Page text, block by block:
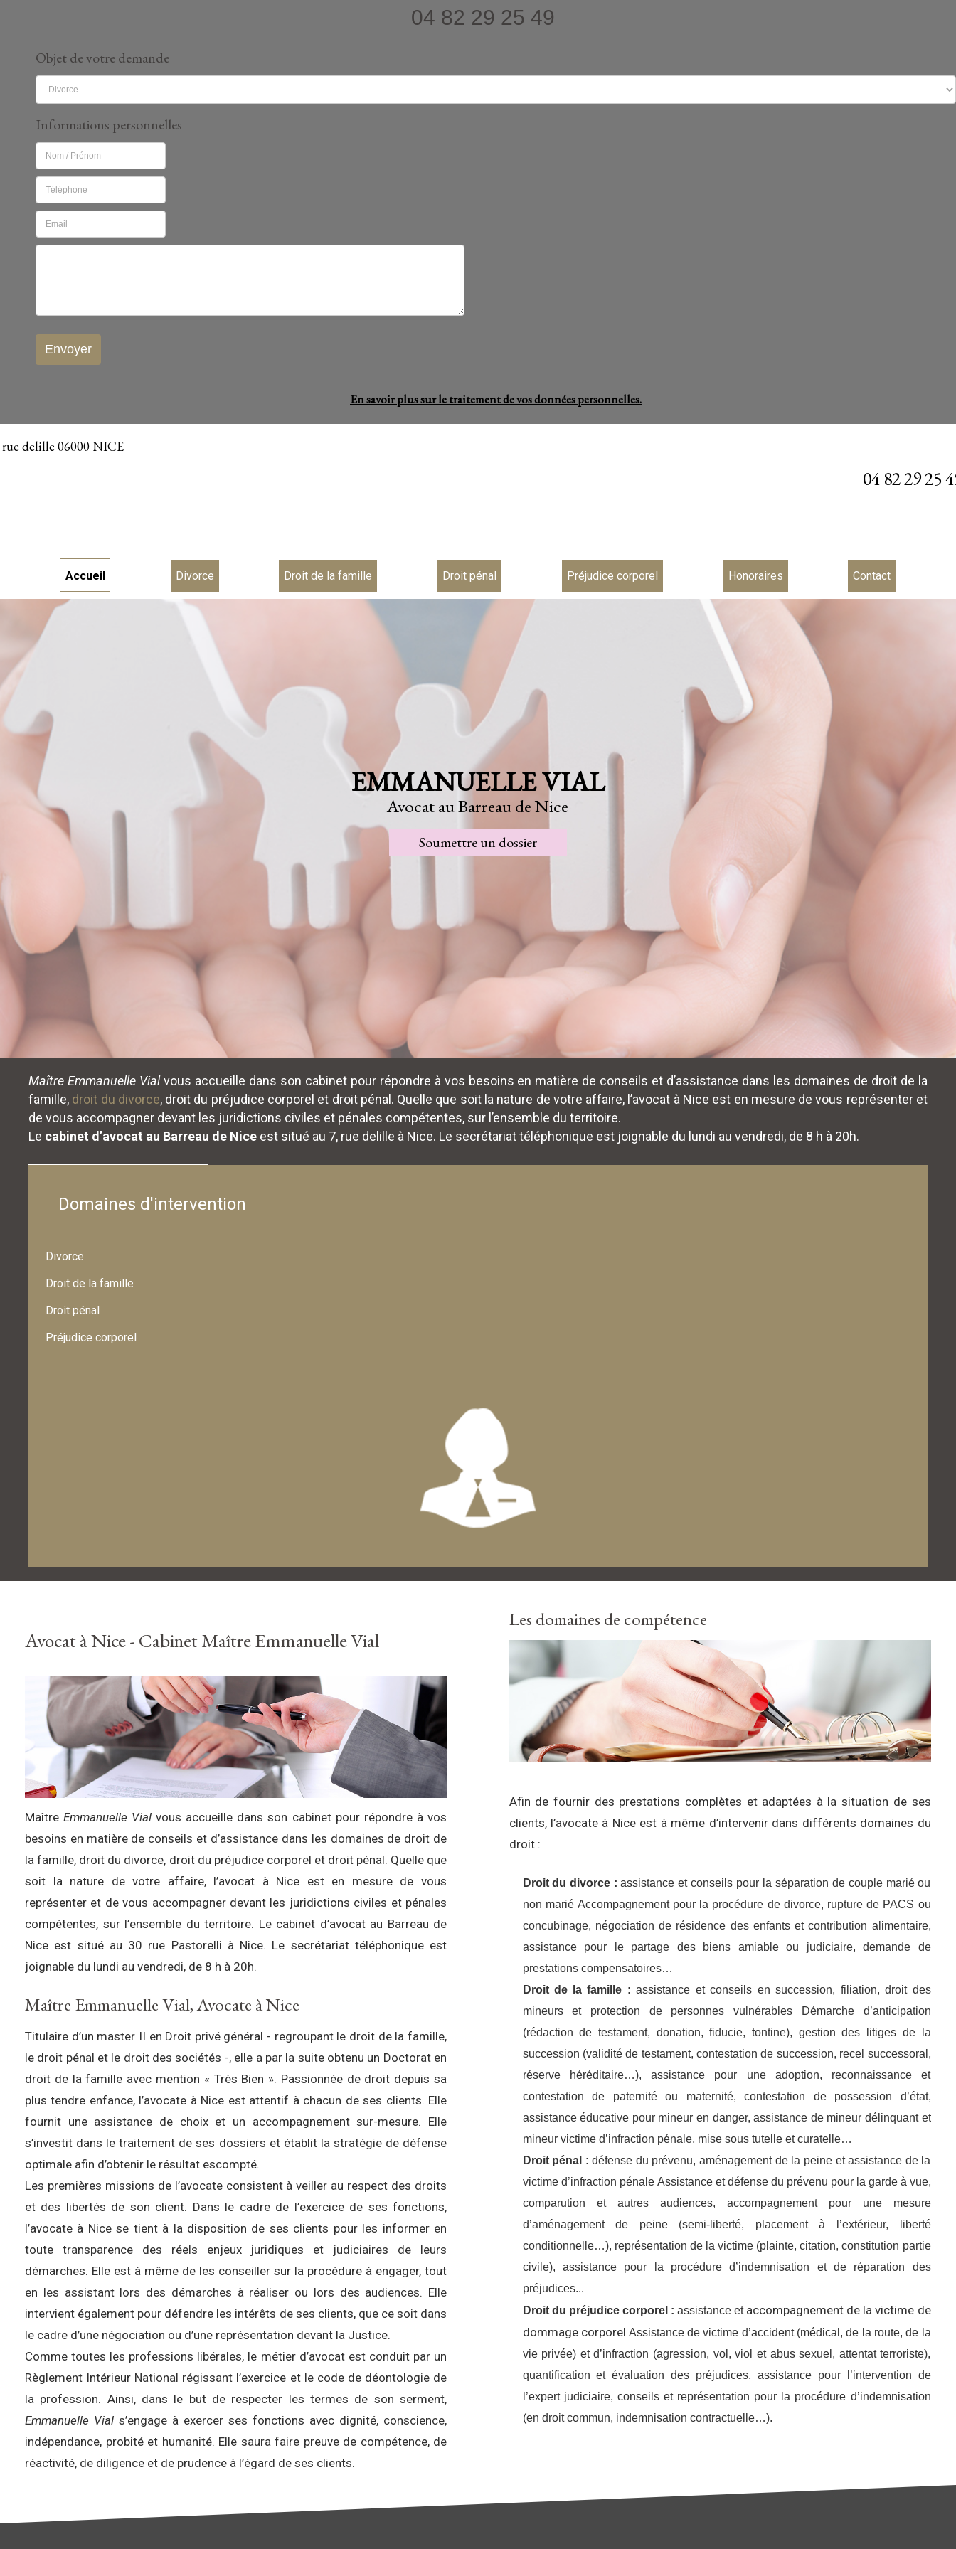
04 82 29 25 49
Objet de votre demande
Informations personnelles
En savoir plus sur le traitement de vos données personnelles.
delille 06000 NICE
04 82 29 25
Accueil Divorce Droit de la famille Droit pénal Préjudice corporel Honoraires Contact
EMMANUELLE VIAL
Avocat au Barreau de Nice
Soumettre un dossier
Maître Emmanuelle Vialvous accueille dans son cabinet pour répondre à vos besoins en matière de conseils et d’assistance dans les domaines de droit de la
famille, droit du divorce, droit du préjudice corporel et droit pénal. Quelle que soit la nature de votre affaire, l’avocat à Nice est en mesure de vous représenter et
de vous accompagner devant les juridictions civiles et pénales compétentes, sur l’ensemble du territoire.
Le cabinet d’avocat au Barreau de Nice est situé au 7, rue delille à Nice. Le secrétariat téléphonique est joignable du lundi au vendredi, de 8 h à 20h.
Domaines d'intervention
Divorce
Droit de la famille
Droit pénal
Préjudice corporel
Avocat à Nice - Cabinet Maître Emmanuelle Vial
Maître Emmanuelle Vial vous accueille dans son cabinet pour répondre à vos
besoins en matière de conseils et d’assistance dans les domaines de droit de
la famille, droit du divorce, droit du préjudice corporel et droit pénal. Quelle que
soit la nature de votre affaire, l’avocat à Nice est en mesure de vous
représenter et de vous accompagner devant les juridictions civiles et pénales
compétentes, sur l’ensemble du territoire. Le cabinet d’avocat au Barreau de
Nice est situé au 30 rue Pastorelli à Nice. Le secrétariat téléphonique est
joignable du lundi au vendredi, de 8 h à 20h.
Maître Emmanuelle Vial, Avocate à Nice
Titulaire d’un master II en Droit privé général - regroupant le droit de la famille,
le droit pénal et le droit des sociétés -, elle a par la suite obtenu un Doctorat en
droit de la famille avec mention « Très Bien ». Passionnée de droit depuis sa
plus tendre enfance, l’avocate à Nice est attentif à chacun de ses clients. Elle
fournit une assistance de choix et un accompagnement sur-mesure. Elle
s’investit dans le traitement de ses dossiers et établit la stratégie de défense
optimale afin d’obtenir le résultat escompté.
Les premières missions de l’avocate consistent à veiller au respect des droits
et des libertés de son client. Dans le cadre de l’exercice de ses fonctions,
l’avocate à Nice se tient à la disposition de ses clients pour les informer en
toute transparence des réels enjeux juridiques et judiciaires de leurs
démarches. Elle est à même de les conseiller sur la procédure à engager, tout
en les assistant lors des démarches à réaliser ou lors des audiences. Elle
intervient également pour défendre les intérêts de ses clients, que ce soit dans
le cadre d’une négociation ou d’une représentation devant la Justice.
Comme toutes les professions libérales, le métier d’avocat est conduit par un
Règlement Intérieur National régissant l’exercice et le code de déontologie de
la profession. Ainsi, dans le but de respecter les termes de son serment,
Emmanuelle Vial s’engage à exercer ses fonctions avec dignité, conscience,
indépendance, probité et humanité. Elle saura faire preuve de compétence, de
réactivité, de diligence et de prudence à l’égard de ses clients.
Les domaines de compétence
Afin de fournir des prestations complètes et adaptées à la situation de ses
clients, l’avocate à Nice est à même d’intervenir dans différents domaines du
droit :
Droit du divorce : assistance et conseils pour la séparation de couple marié ou
non marié Accompagnement pour la procédure de divorce, rupture de PACS ou
concubinage, négociation de résidence des enfants et contribution alimentaire,
assistance pour le partage des biens amiable ou judiciaire, demande de
prestations compensatoires…
Droit de la famille : assistance et conseils en succession, filiation, droit des
mineurs et protection de personnes vulnérables Démarche d’anticipation
(rédaction de testament, donation, fiducie, tontine), gestion des litiges de la
succession (validité de testament, contestation de succession, recel successoral,
réserve héréditaire…), assistance pour une adoption, reconnaissance et
contestation de paternité ou maternité, contestation de possession d’état,
assistance éducative pour mineur en danger, assistance de mineur délinquant et
mineur victime d’infraction pénale, mise sous tutelle et curatelle…
Droit pénal : défense du prévenu, aménagement de la peine et assistance de la
victime d’infraction pénale Assistance et défense du prévenu pour la garde à vue,
comparution et autres audiences, accompagnement pour une mesure
d’aménagement de peine (semi-liberté, placement à l’extérieur, liberté
conditionnelle…), représentation de la victime (plainte, citation, constitution partie
civile), assistance pour la procédure d’indemnisation et de réparation des
préjudices...
Droit du préjudice corporel : assistance et accompagnement de la victime de
dommage corporel Assistance de victime d’accident (médical, de la route, de la
vie privée) et d’infraction (agression, vol, viol et abus sexuel, attentat terroriste),
quantification et évaluation des préjudices, assistance pour l’intervention de
l’expert judiciaire, conseils et représentation pour la procédure d’indemnisation
(en droit commun, indemnisation contractuelle…).